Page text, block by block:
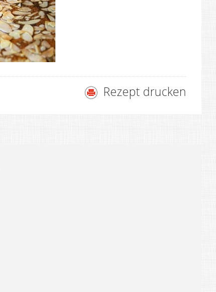
Rezept drucken